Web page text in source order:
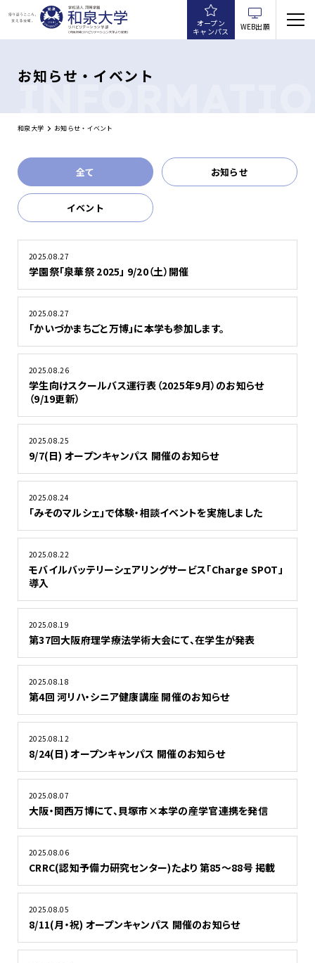
オープン
キャンパス
WEB出願
お知らせ・イベント
和泉大学 お知らせ・イベント
全て お知らせ
イベント
2025.08.27
学園祭「泉華祭 2025」 9/20（土）開催
2025.08.27
「かいづかまちごと万博」に本学も参加します。
2025.08.26
学生向けスクールバス運行表（2025年9月）のお知らせ
（9/19更新）
2025.08.25
9/7(日) オープンキャンパス 開催のお知らせ
2025.08.24
「みそのマルシェ」で体験・相談イベントを実施しました
2025.08.22
モバイルバッテリーシェアリングサービス「Charge SPOT」
導入
2025.08.19
第37回大阪府理学療法学術大会にて、在学生が発表
2025.08.18
第4回 河リハ・シニア健康講座 開催のお知らせ
2025.08.12
8/24(日) オープンキャンパス 開催のお知らせ
2025.08.07
大阪・関西万博にて、貝塚市×本学の産学官連携を発信
2025.08.06
CRRC(認知予備力研究センター)たより 第85～88号 掲載
2025.08.05
8/11(月・祝) オープンキャンパス 開催のお知らせ